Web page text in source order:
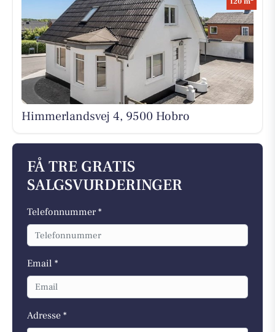
Himmerlandsvej 4, 9500 Hobro
FÅ TRE GRATIS
SALGSVURDERINGER
Telefonnummer *
Email *
Adresse *